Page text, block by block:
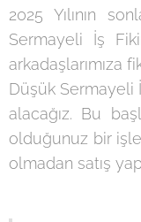
2025 Yılının
Sermayeli İş
arkadaşlarımıza
Düşük Sermayeli
alacağız. Bu
olduğunuz bir
olmadan satış